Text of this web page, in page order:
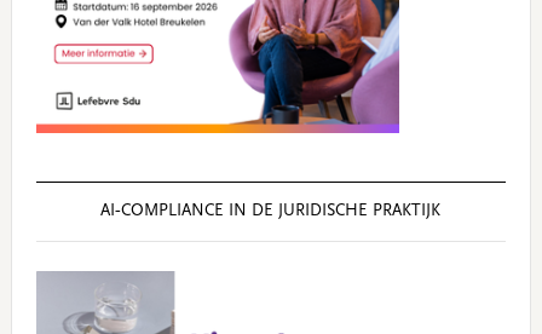
AI‑COMPLIANCE IN DE JURIDISCHE PRAKTIJK